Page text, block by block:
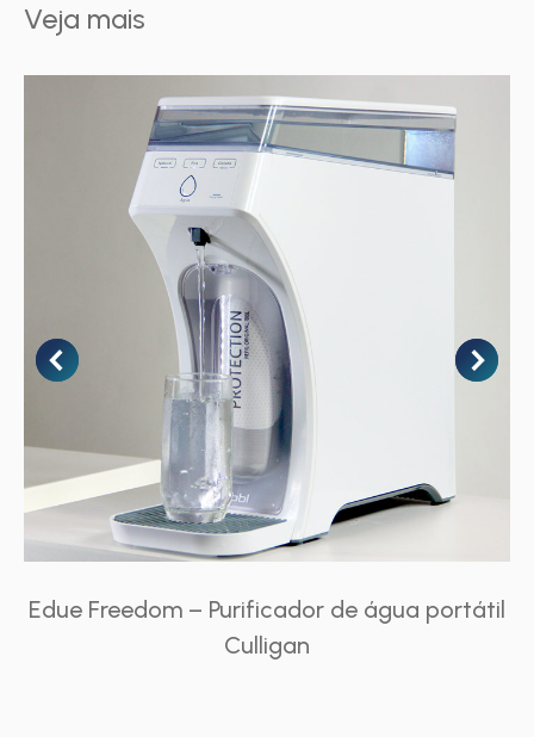
Veja mais
Edue Freedom – Purificador de água portátil
Culligan